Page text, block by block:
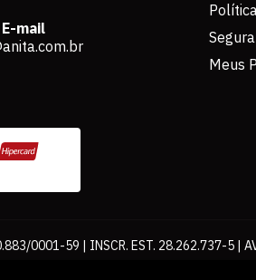
mail
Meus
0001-59 | INSCR. EST. 28.262.737-5 |